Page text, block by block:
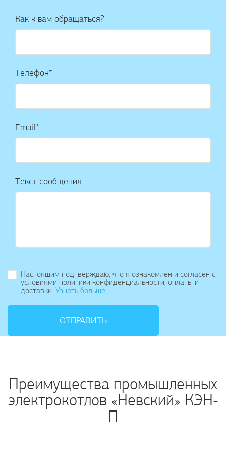
Как к вам обращаться?
Телефон*
Email*
Текст сообщения:
Настоящим подтверждаю, что я ознакомлен и согласен с
условиями политики конфиденциальности, оплаты и
доставки. Узнать больше
ОТПРАВИТЬ
Преимущества промышленных
электрокотлов «Невский» КЭН-
П